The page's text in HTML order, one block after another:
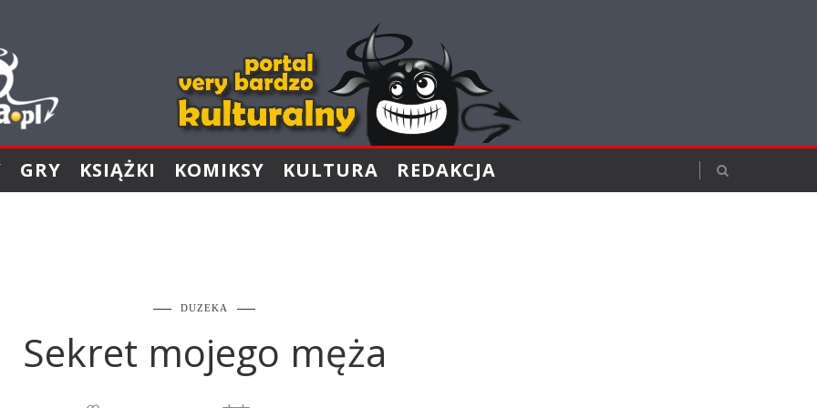
GRY KSIĄŻKI KOMIKSY KULTURA REDAKCJA
DUZEKA
Sekret mojego męża